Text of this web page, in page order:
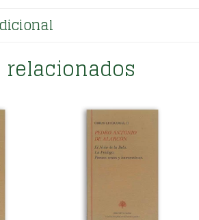
relacionados